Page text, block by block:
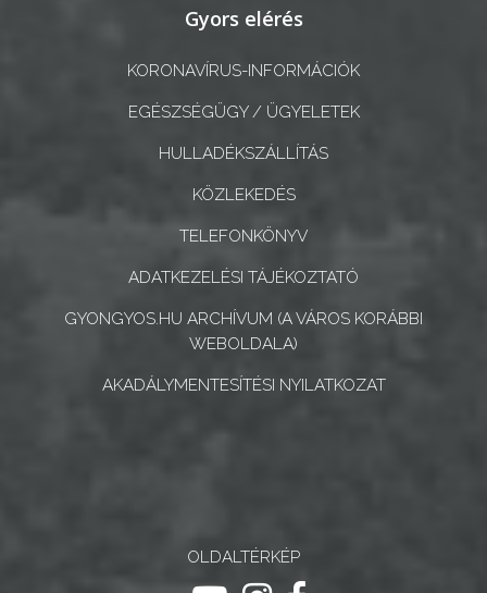
GYÖNGYÖS
Gyors elérés
KORONAVÍRUS-INFORMÁCIÓK
EGÉSZSÉGÜGY / ÜGYELETEK
HULLADÉKSZÁLLÍTÁS
KÖZLEKEDÉS
TELEFONKÖNYV
ADATKEZELÉSI TÁJÉKOZTATÓ
GYONGYOS.HU ARCHÍVUM (A VÁROS KORÁBBI
WEBOLDALA)
AKADÁLYMENTESÍTÉSI NYILATKOZAT
OLDALTÉRKÉP